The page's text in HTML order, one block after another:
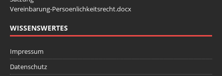
Vereinbarung-Persoenlichkeitsrecht.docx
WISSENSWERTES
Impressum
Datenschutz